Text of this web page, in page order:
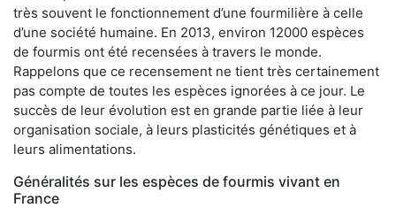
très souvent le fonctionnement d’une fourmilière à celle
d’une société humaine. En 2013, environ 12000 espèces
de fourmis ont été recensées à travers le monde.
Rappelons que ce recensement ne tient très certainement
pas compte de toutes les espèces ignorées à ce jour. Le
succès de leur évolution est en grande partie liée à leur
organisation sociale, à leurs plasticités génétiques et à
leurs alimentations.
Généralités sur les espèces de fourmis vivant en
France